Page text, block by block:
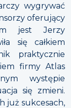
wygrywać
oferujący
jest Jerzy
się całkiem
praktycznie
firmy Atlas
występie
się zmieni.
już sukcesach,